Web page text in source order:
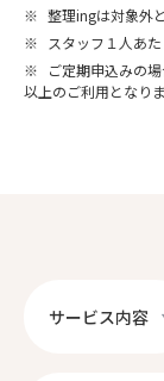
※ 整理ingは対象外
※
スタッフ１人あ
※
ご定期申込みの
以上のご利用となりま
サービス内容